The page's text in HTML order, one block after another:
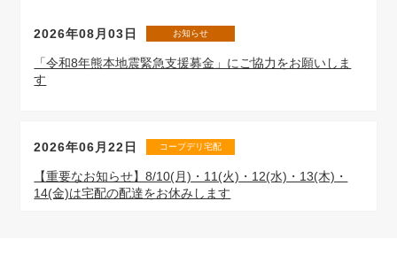
2026年08月03日 お知らせ
「令和8年熊本地震緊急支援募金」にご協力をお願いしま
す
2026年06月22日 コープデリ宅配
【重要なお知らせ】8/10(月)・11(火)・12(水)・13(木)・
14(金)は宅配の配達をお休みします